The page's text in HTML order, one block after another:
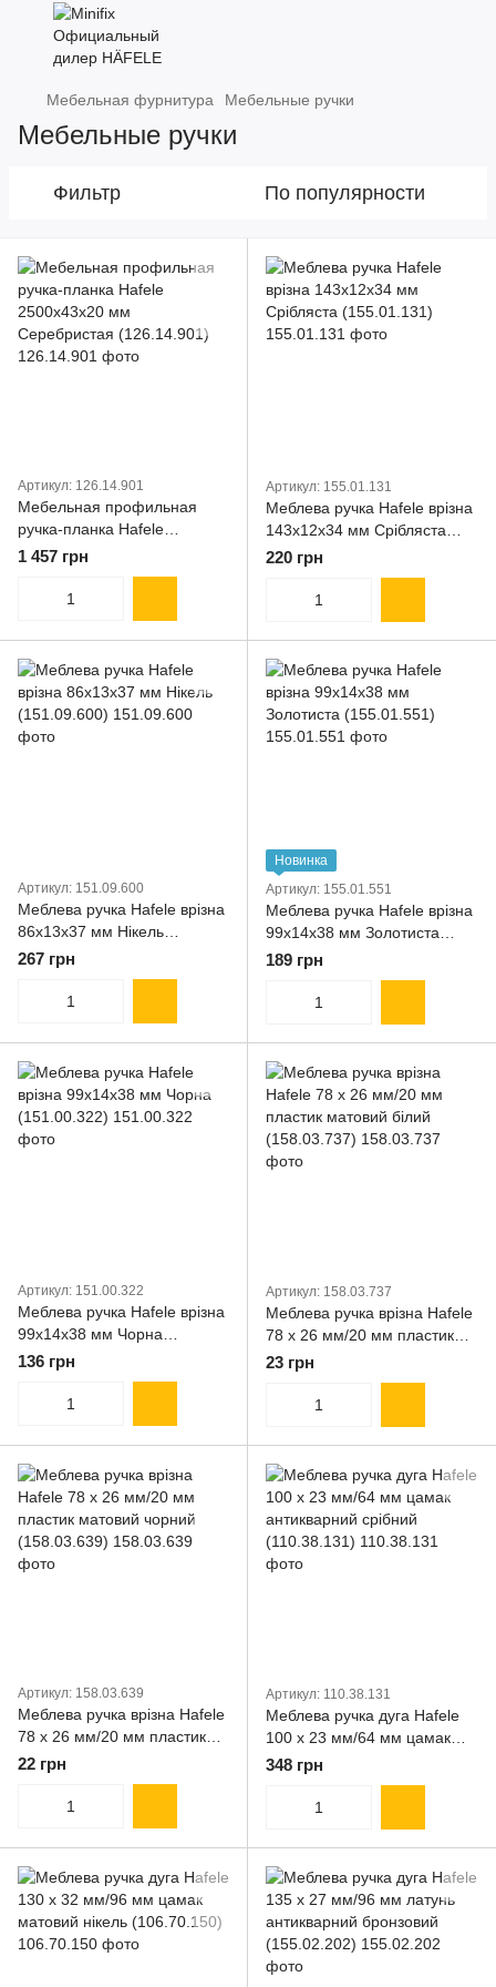
Мебельная фурнитура Мебельные ручки
Мебельные ручки
Фильтр По популярности
Артикул: 126.14.901
Мебельная профильная
ручка-планка Hafele
2500х43х20 мм
Серебристая (126.14.901)
1 457 грн
Артикул: 155.01.131
Меблева ручка Hafele врізна
143х12х34 мм Срібляста
(155.01.131)
220 грн
Артикул: 151.09.600
Меблева ручка Hafele врізна
86х13х37 мм Нікель
(151.09.600)
267 грн
Новинка
Артикул: 155.01.551
Меблева ручка Hafele врізна
99х14х38 мм Золотиста
(155.01.551)
189 грн
Артикул: 151.00.322
Меблева ручка Hafele врізна
99х14х38 мм Чорна
(151.00.322)
136 грн
Артикул: 158.03.737
Меблева ручка врізна Hafele
78 х 26 мм/20 мм пластик
матовий білий (158.03.737)
23 грн
Артикул: 158.03.639
Меблева ручка врізна Hafele
78 х 26 мм/20 мм пластик
матовий чорний
22 грн
Артикул: 110.38.131
Меблева ручка дуга Hafele
100 х 23 мм/64 мм цамак
антикварний срібний
348 грн